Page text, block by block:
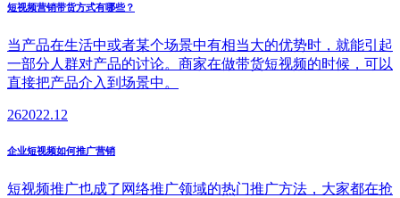
短视频营销带货方式有哪些？
当产品在生活中或者某个场景中有相当大的优势时，就能引起
一部分人群对产品的讨论。商家在做带货短视频的时候，可以
直接把产品介入到场景中。
262022.12
企业短视频如何推广营销
短视频推广也成了网络推广领域的热门推广方法，大家都在抢